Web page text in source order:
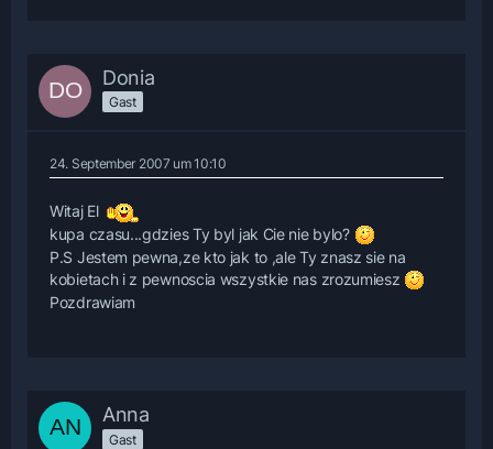
Donia
Gast
24. September 2007 um 10:10
Witaj El
kupa czasu...gdzies Ty byl jak Cie nie bylo?
P.S Jestem pewna,ze kto jak to ,ale Ty znasz sie na
kobietach i z pewnoscia wszystkie nas zrozumiesz
Pozdrawiam
Anna
Gast